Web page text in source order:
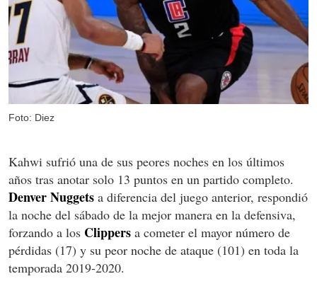
Foto: Diez
Kahwi sufrió una de sus peores noches en los últimos
años tras anotar solo 13 puntos en un partido completo.
Denver Nuggets a diferencia del juego anterior, respondió
la noche del sábado de la mejor manera en la defensiva,
forzando a los Clippers a cometer el mayor número de
pérdidas (17) y su peor noche de ataque (101) en toda la
temporada 2019-2020.